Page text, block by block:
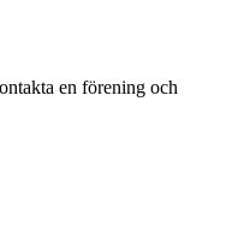
en förening och